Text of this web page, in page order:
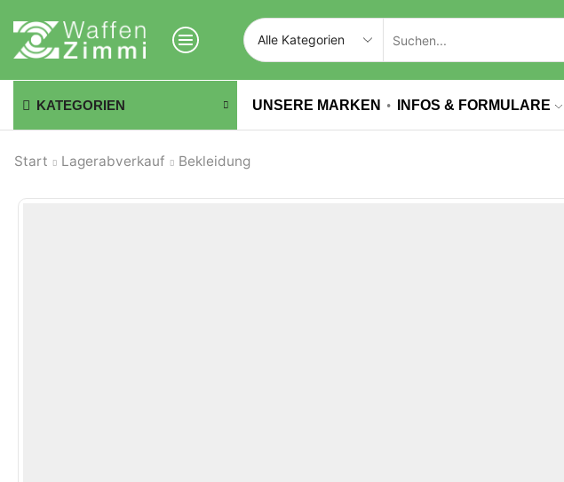
KATEGORIEN UNSERE MARKEN INFOS & FORMULARE
Start Lagerabverkauf Bekleidung